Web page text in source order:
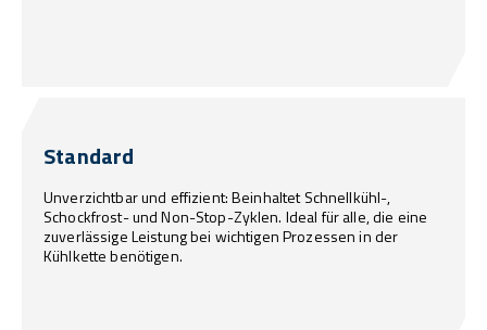
Standard
Unverzichtbar und effizient: Beinhaltet Schnellkühl-,
Schockfrost- und Non-Stop-Zyklen. Ideal für alle, die eine
zuverlässige Leistung bei wichtigen Prozessen in der
Kühlkette benötigen.